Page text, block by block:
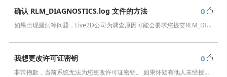
确认 RLM_DIAGNOSTICS.log 文件的方法
我想解除许可证 / 我想换台电脑使用
确认 RLM_DIAGNOSTICS.log 文件的方法 0
如果出现漏洞等问题，Live2D公司为调查原因可能会要求您提交RLM_DIAGNOSTICS.log文件。 log文件的取得方式如下。 Windows的情况下 …
我想更改许可证密钥 0
非常抱歉，当前系统无法为您更改许可证密钥。 如果怀疑有他人未经授权使用您的许可证，请与我们联系。 如有必要，我们将提供强制注销许可证等协助。…